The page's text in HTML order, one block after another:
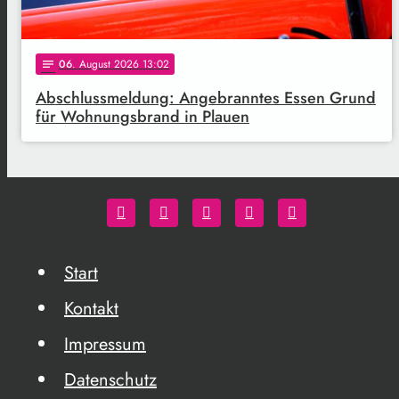
notes 06. August 2026 13:02
Abschlussmeldung: Angebranntes Essen Grund
für Wohnungsbrand in Plauen
Start
Kontakt
Impressum
Datenschutz